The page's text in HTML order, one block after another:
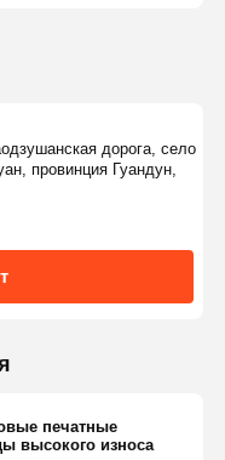
дорога, село
провинция Гуандун,
печатные
высокого износа